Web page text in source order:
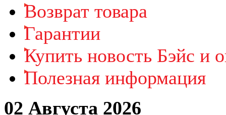
Возврат товара
Гарантии
Купить новость Бэйс и
Полезная информация
02 Августа 2026